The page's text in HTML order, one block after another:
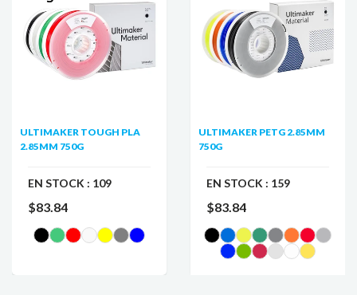
ULTIMAKER TOUGH PLA
2.85MM 750G
EN STOCK : 109
$83.84
ULTIMAKER PETG 2.85MM
750G
EN STOCK : 159
$83.84